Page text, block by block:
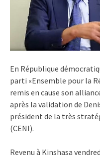
En République
parti «Ensemble pour la
remis en cause son
après la validation de
président de la très
(CENI).
Revenu à Kinshasa